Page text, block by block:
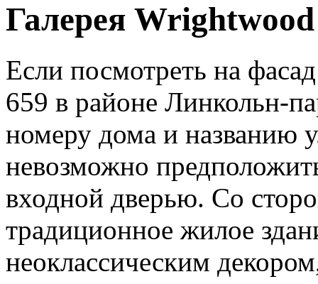
Галерея
Если посмотреть на
659 в районе Линкольн-
номеру дома и названию
невозможно
входной дверью. Со
традиционное жилое
неоклассическим